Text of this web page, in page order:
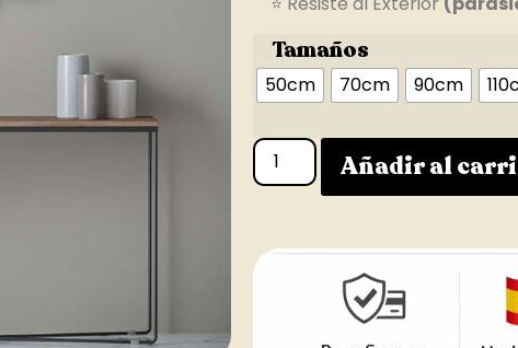
Tamaños
50cm 70cm 90cm
Añadir al